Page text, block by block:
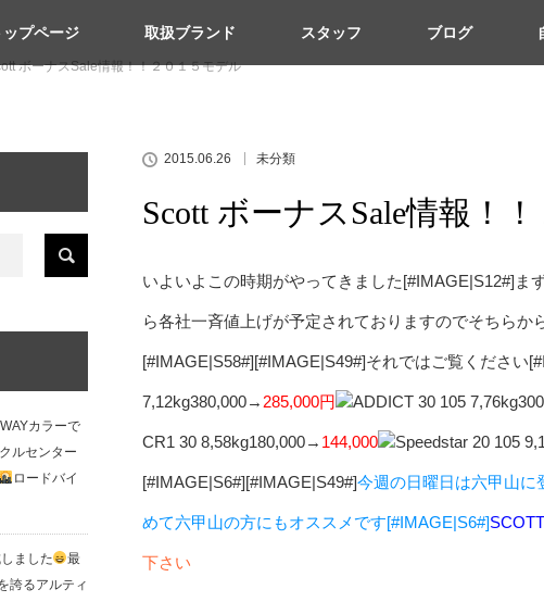
ップページ 取扱ブランド スタッフ ブログ
ボーナスSale情報！！２０１５モデル
2015.06.26 未分類
Scott ボーナスSale情報！
いよいよこの時期がやってきました[#IMAGE|S12#]ま
ら各社一斉値上げが予定されておりますのでそちら
[#IMAGE|S58#][#IMAGE|S49#]それではご覧ください
7,12kg380,000→ 285,000円 ADDICT 30 105
CR1 30 8,58kg180,000→ 144,000 Speedstar 20 105
[#IMAGE|S6#][#IMAGE|S49#]今週の日曜日は六甲山に
めて六甲山の方にもオススメです[#IMAGE|S6#]SCOTT
下さい
カラーで
ルセンター
ロードバイ
ました
最
誇るアルティ